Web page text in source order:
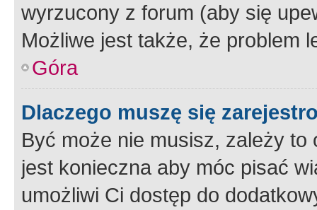
wyrzucony z forum (aby się
Możliwe jest także, że problem
Góra
Dlaczego muszę się
Być może nie musisz, zależy
jest konieczna aby móc pisać
umożliwi Ci dostęp do